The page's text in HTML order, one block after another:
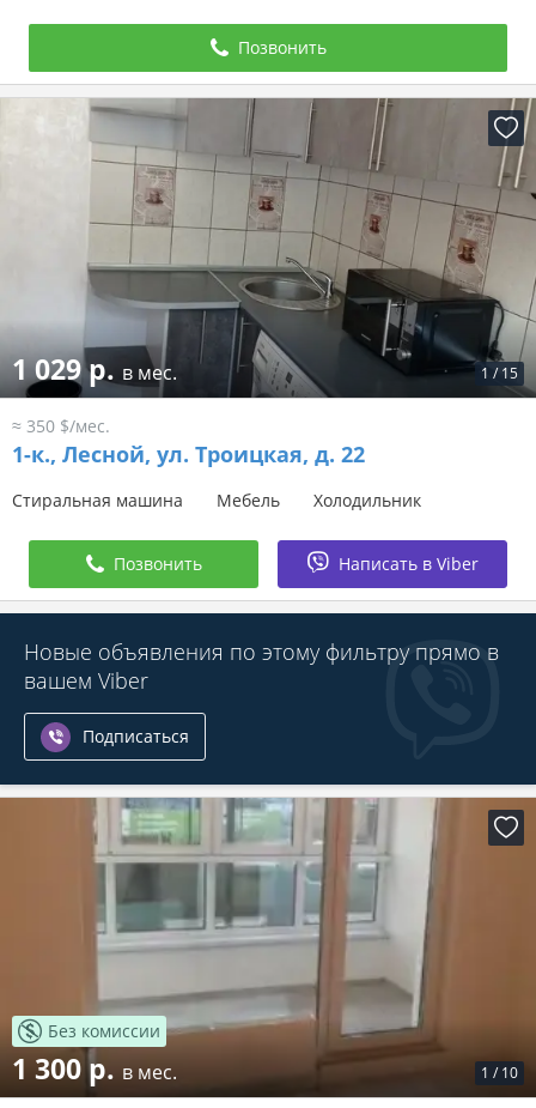
Позвонить
1 / 15
1 029 р. в мес.
≈ 350 $/мес.
1-к., Лесной, ул. Троицкая, д. 22
Стиральная машина Мебель Холодильник
Позвонить Написать в Viber
Новые объявления по этому фильтру прямо в
вашем Viber
Подписаться
1 / 10
Без комиссии
1 300 р.в мес.